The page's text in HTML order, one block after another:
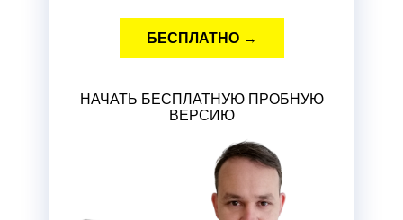
БЕСПЛАТНО →
НАЧАТЬ БЕСПЛАТНУЮ ПРОБНУЮ
ВЕРСИЮ